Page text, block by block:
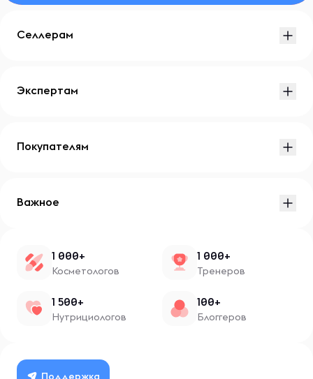
Селлерам
Экспертам
Покупателям
Важное
1 000+
Косметологов
1 000+
Тренеров
1 500+
Нутрициологов
100+
Блоггеров
Поддержка